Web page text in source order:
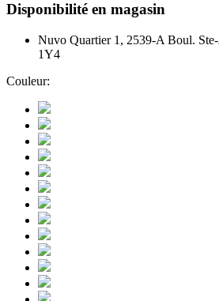
Disponibilité en magasin
Nuvo Quartier 1, 2539-A Boul.
1Y4
Couleur: